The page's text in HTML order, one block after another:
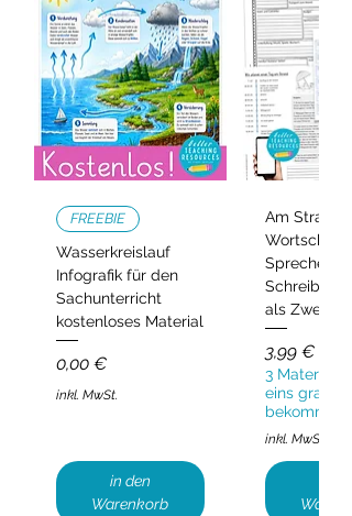
FREEBIE
Wasserkreislauf
Infografik für den
Sachunterricht
kostenloses Material
Preis
0,00 €
inkl. MwSt.
in den
Warenkorb
Am Strand –
Wortschatz,
Sprechen
Schreiben |
als
Preis
3,99 €
3
eins gratis
bekommen!
inkl. MwSt.